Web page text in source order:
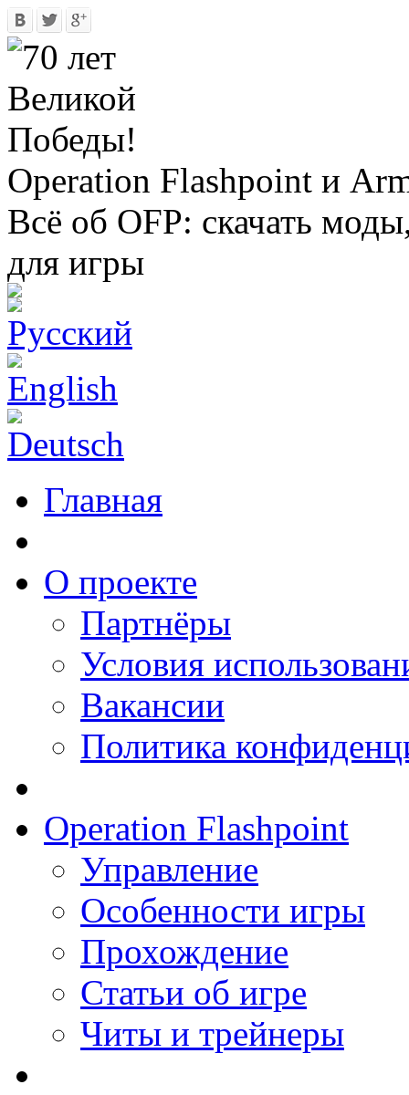
Operation Flashpoint и
Всё об OFP: скачать
для игры
Главная
О проекте
Партнёры
Условия
Вакансии
Политика
Operation Flashpoint
Управление
Особенности игры
Прохождение
Статьи об игре
Читы и трейнеры